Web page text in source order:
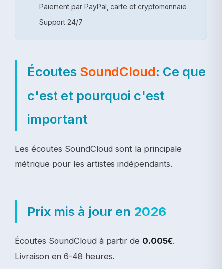
Paiement par PayPal, carte et cryptomonnaie
Support 24/7
Écoutes SoundCloud: Ce que
c'est et pourquoi c'est
important
Les écoutes SoundCloud sont la principale
métrique pour les artistes indépendants.
Prix mis à jour en 2026
Écoutes SoundCloud à partir de 0.005€.
Livraison en 6-48 heures.